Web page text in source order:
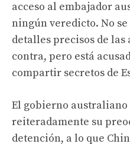
acceso al embajador
ningún veredicto. No
detalles precisos de las
contra, pero está
compartir secretos de
El gobierno australiano
reiteradamente su
detención, a lo que